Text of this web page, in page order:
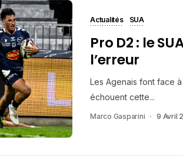
Actualités SUA
Pro D2 : le
l’erreur
Les Agenais font face à
échouent cette...
Marco Gasparini 9 Avril